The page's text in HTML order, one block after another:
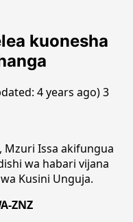
kuonesha
4 years ago)3
Mzuri Issa akifungua
wa habari vijana
Kusini Unguja.
ZNZ